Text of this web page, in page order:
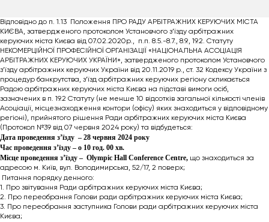
Відповідно до п. 1.13 Положення ПРО РАДУ АРБІТРАЖНИХ КЕРУЮЧИХ МІСТА
КИЄВА, затвердженого протоколом Установчого з’їзду арбітражних
керуючих міста Києва від 07.02.2020р., п.п. 8.5.-8.7., 8.9., 19.2. Статуту
НЕКОМЕРЦІЙНОЇ ПРОФЕСІЙНОЇ ОРГАНІЗАЦІЇ «НАЦІОНАЛЬНА АСОЦІАЦІЯ
АРБІТРАЖНИХ КЕРУЮЧИХ УКРАЇНИ», затвердженого протоколом Установчого
з’їзду арбітражних керуючих України від 20.11.2019 р., ст. 32 Кодексу України з
процедур банкрутства, з’їзд арбітражних керуючих регіону скликається
Радою арбітражних керуючих міста Києва на підставі вимоги осіб,
зазначених в п. 19.2 Статуту (не менше 10 відсотків загальної кількості членів
Асоціації, місцезнаходження контори (офісу) яких знаходиться у відповідному
регіоні), прийнятого рішення Ради арбітражних керуючих міста Києва
(Протокол №39 від 07 червня 2024 року) та відбудеться:
Дата проведення з’їзду – 28 червня 2024 року
Час проведення з’їзду – о 10 год. 00 хв.
Місце проведення з’їзду – Olympic Hall Conference Centre, що знаходиться за
адресою м. Київ, вул. Володимирська, 52/17, 2 поверх;
Питання порядку денного:
1. Про звітування Ради арбітражних керуючих міста Києва;
2. Про переобрання Голови ради арбітражних керуючих міста Києва;
3. Про переобрання заступника Голови ради арбітражних керуючих міста
Києва;